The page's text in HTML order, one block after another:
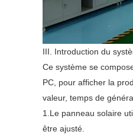
III. Introduction du
Ce système se
PC, pour afficher la
valeur, temps de
1.Le panneau solaire
être ajusté.